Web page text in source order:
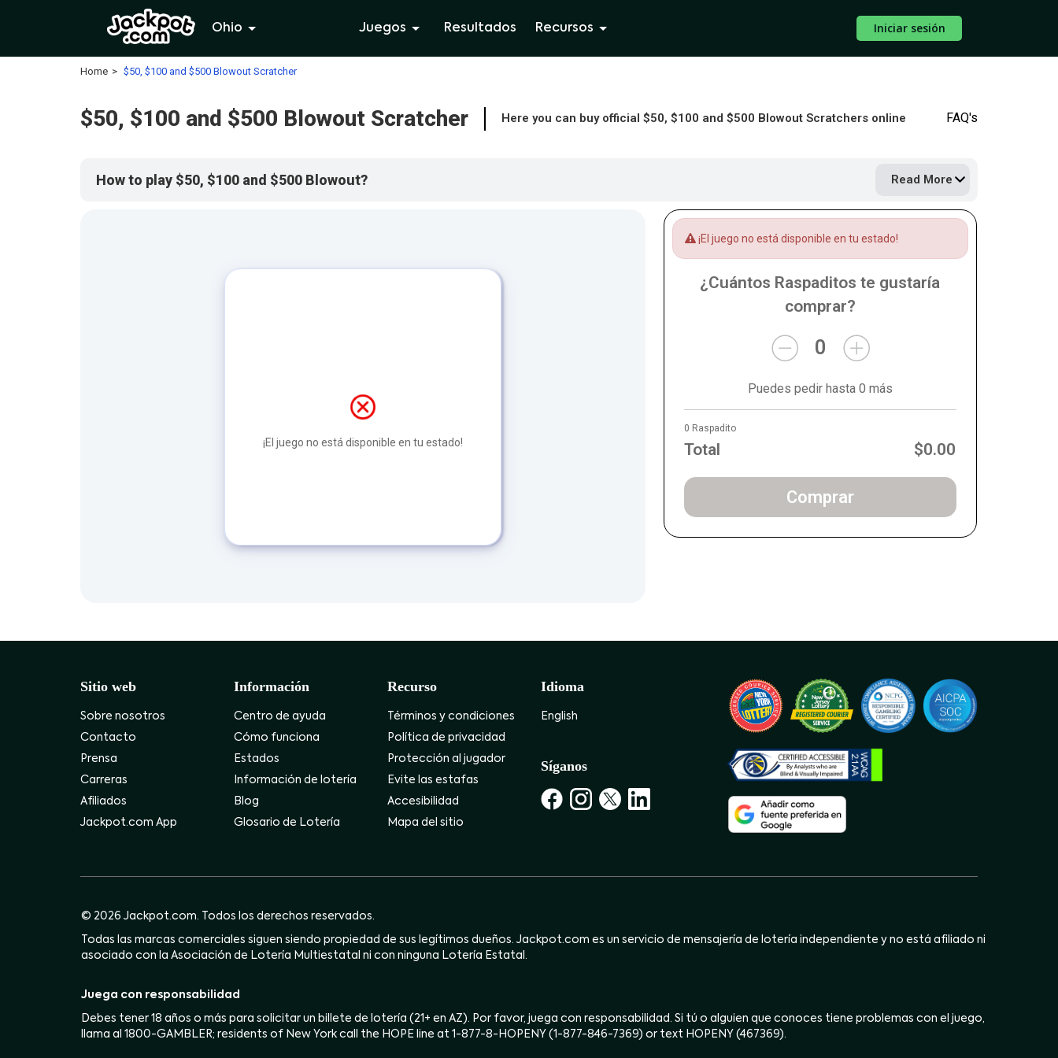
Ohio Juegos Resultados Recursos Iniciar sesión
Home $50, $100 and $500 Blowout Scratcher
$50, $100 and $500 Blowout Scratcher Here you can buy official $50, $100 and $500 Blowout Scratchers online FAQ's
How to play $50, $100 and $500 Blowout? Read More
¡El juego no está disponible en tu estado!
¡El juego no está disponible en tu estado!
¿Cuántos Raspaditos te gustaría
comprar?
0
Puedes pedir hasta 0 más
0 Raspadito
Total $0.00
Comprar
Sitio web
Sobre nosotros
Contacto
Prensa
Carreras
Afiliados
Jackpot.com App
Información
Centro de ayuda
Cómo funciona
Estados
Información de lotería
Blog
Glosario de Lotería
Recurso
Términos y condiciones
Política de privacidad
Protección al jugador
Evite las estafas
Accesibilidad
Mapa del sitio
Idioma
English
Síganos
© 2026 Jackpot.com. Todos los derechos reservados.
Todas las marcas comerciales siguen siendo propiedad de sus legítimos dueños. Jackpot.com es un servicio de mensajería de lotería independiente y no está afiliado ni
asociado con la Asociación de Lotería Multiestatal ni con ninguna Lotería Estatal.
Juega con responsabilidad
Debes tener 18 años o más para solicitar un billete de lotería (21+ en AZ). Por favor, juega con responsabilidad. Si tú o alguien que conoces tiene problemas con el juego,
llama al 1800-GAMBLER; residents of New York call the HOPE line at 1-877-8-HOPENY (1-877-846-7369) or text HOPENY (467369).